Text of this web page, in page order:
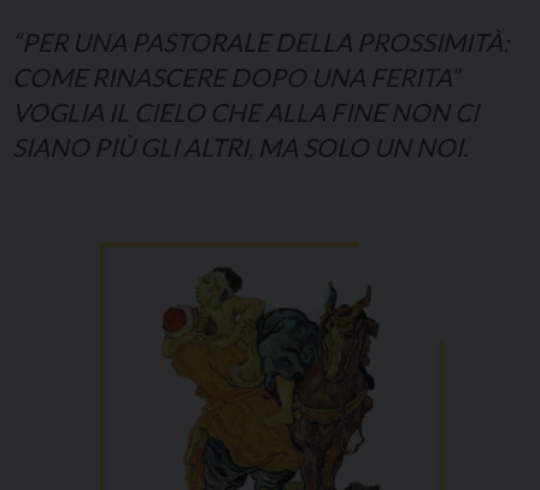
“PER UNA PASTORALE DELLA PROSSIMITÀ:
COME RINASCERE DOPO UNA FERITA”
VOGLIA IL CIELO CHE ALLA FINE NON CI
SIANO PIÙ GLI ALTRI, MA SOLO UN NOI.